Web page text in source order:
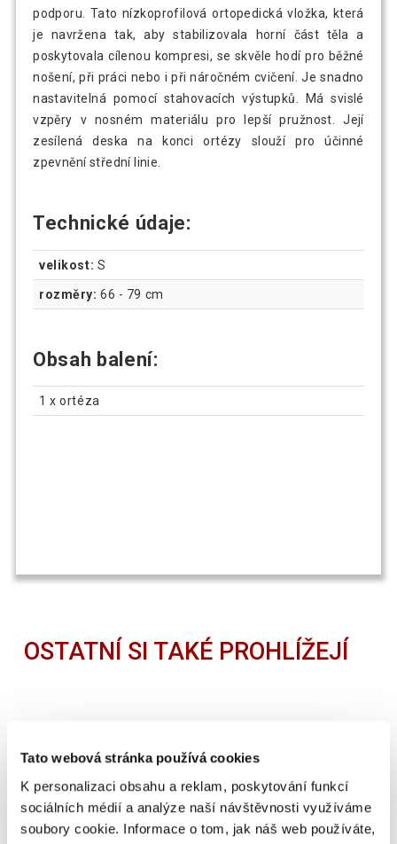
Tato webová stránka používá cookies
K personalizaci obsahu a reklam, poskytování funkcí
sociálních médií a analýze naší návštěvnosti využíváme
soubory cookie. Informace o tom, jak náš web používáte,
podporu. Tato nízkoprofilová ortopedická vložka, která
je navržena tak, aby stabilizovala horní část těla a
poskytovala cílenou kompresi, se skvěle hodí pro běžné
nošení, při práci nebo i při náročném cvičení. Je snadno
nastavitelná pomocí stahovacích výstupků. Má svislé
vzpěry v nosném materiálu pro lepší pružnost. Její
zesílená deska na konci ortézy slouží pro účinné
zpevnění střední linie.
Technické údaje:
velikost: S
rozměry: 66 - 79 cm
Obsah balení:
1 x ortéza
OSTATNÍ SI TAKÉ PROHLÍŽEJÍ